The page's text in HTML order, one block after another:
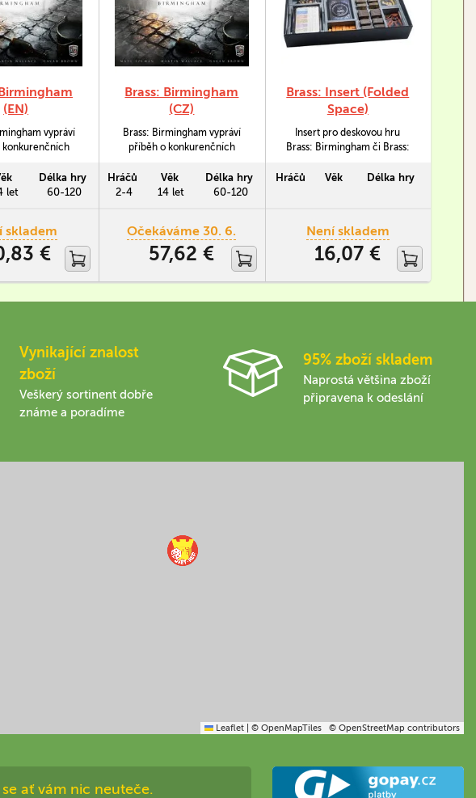
(EN)
vypráví
konkurenčních
během anglické
revoluce, tedy
let
Délka hry
60-120
skladem
€
Brass: Birmingham
(CZ)
Brass: Birmingham vypráví
příběh o konkurenčních
jeho okolí během anglické
Průmyslové revoluce, tedy
Hráčů
2-4
Věk
14 let
Délka hry
60-120
Očekáváme 30. 6.
57,62 €
Brass: Insert (Folded
Space)
Insert pro deskovou hru
Brass: Birmingham či Brass:
Space umožňuje efektivní
rozděleno a uspořádáno,
urychluje to i samotný set up
hry.
Hráčů Věk Délka hry
Není skladem
16,07 €
Vynikající znalost
zboží
Veškerý sortinent dobře
známe a poradíme
95% zboží skladem
Naprostá většina zboží
připravena k odeslání
Leaflet © OpenMapTiles © OpenStreetMap contributors
ať vám nic neuteče.